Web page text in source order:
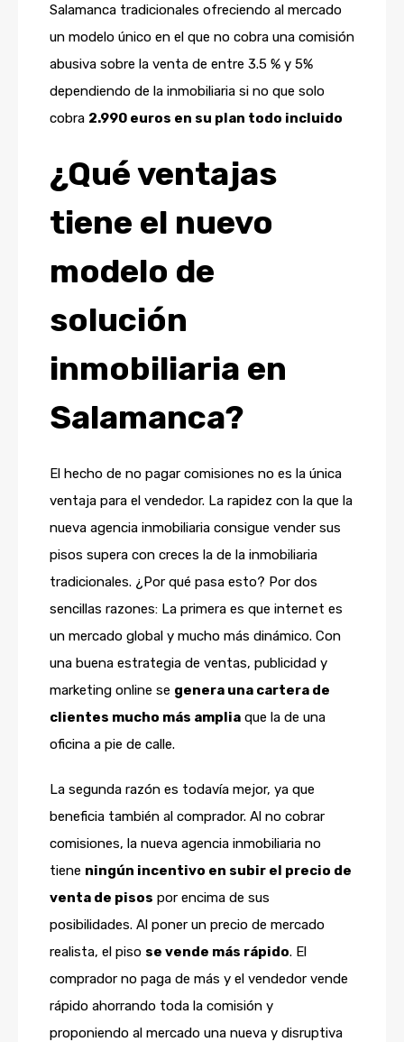
Salamanca tradicionales ofreciendo al mercado
un modelo único en el que no cobra una comisión
abusiva sobre la venta de entre 3.5 % y 5%
dependiendo de la inmobiliaria si no que solo
cobra 2.990 euros en su plan todo incluido
¿Qué ventajas
tiene el nuevo
modelo de
solución
inmobiliaria en
Salamanca?
El hecho de no pagar comisiones no es la única
ventaja para el vendedor. La rapidez con la que la
nueva agencia inmobiliaria consigue vender sus
pisos supera con creces la de la inmobiliaria
tradicionales. ¿Por qué pasa esto? Por dos
sencillas razones: La primera es que internet es
un mercado global y mucho más dinámico. Con
una buena estrategia de ventas, publicidad y
marketing online se genera una cartera de
clientes mucho más amplia que la de una
oficina a pie de calle.
La segunda razón es todavía mejor, ya que
beneficia también al comprador. Al no cobrar
comisiones, la nueva agencia inmobiliaria no
tiene ningún incentivo en subir el precio de
venta de pisos por encima de sus
posibilidades. Al poner un precio de mercado
realista, el piso se vende más rápido. El
comprador no paga de más y el vendedor vende
rápido ahorrando toda la comisión y
proponiendo al mercado una nueva y disruptiva